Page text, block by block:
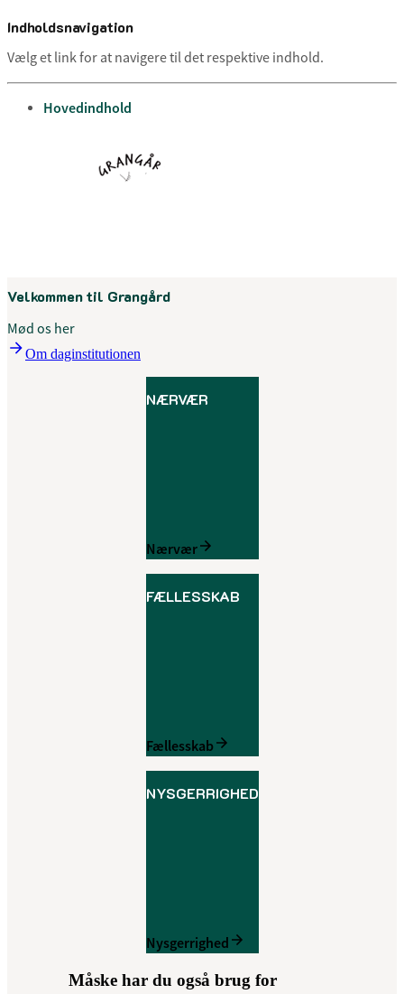
Indholdsnavigation
Vælg et link for at navigere til det respektive indhold.
gå til
Hovedindhold
Velkommen til Grangård
Mød os her
Om daginstitutionen
NÆRVÆR
Nærvær
FÆLLESSKAB
Fællesskab
NYSGERRIGHED
Nysgerrighed
Måske har du også brug for